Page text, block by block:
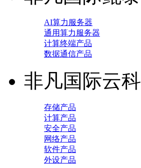
AI算力服务器
通用算力服务器
计算终端产品
数据通信产品
非凡国际云科
存储产品
计算产品
安全产品
网络产品
软件产品
外设产品